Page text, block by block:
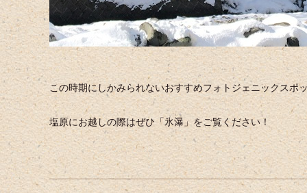
この時期にしかみられないおすすめフォトジェニックスポ
塩原にお越しの際はぜひ「氷瀑」をご覧ください！